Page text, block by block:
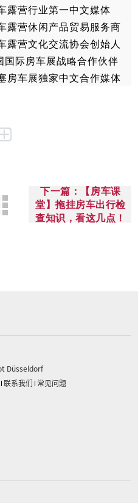
露营行业第一中文媒体
露营休闲产品贸易服务商
露营文化交流协会创始人
国际房车展战略合作伙伴
房车展独家中文合作媒体
下一篇：【房车课
堂】拖挂房车出行检
查知识，看这几点！
Düsseldorf
联系我们
常见问题